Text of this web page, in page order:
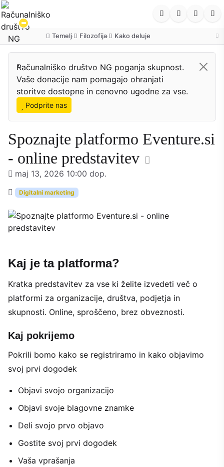
Temelj· Filozofija· Kako deluje
Računalniško društvo NG poganja skupnost.
Vaše donacije nam pomagajo ohranjati
storitve dostopne in cenovno ugodne za vse.
Podprite nas
Spoznajte platformo Eventure.si
- online predstavitev
maj 13, 2026 10:00 dop.
Digitalni marketing
Kaj je ta platforma?
Kratka predstavitev za vse ki želite izvedeti več o
platformi za organizacije, društva, podjetja in
skupnosti. Online, sproščeno, brez obveznosti.
Kaj pokrijemo
Pokrili bomo kako se registriramo in kako objavimo
svoj prvi dogodek
Objavi svojo organizacijo
Objavi svoje blagovne znamke
Deli svojo prvo objavo
Gostite svoj prvi dogodek
Vaša vprašanja